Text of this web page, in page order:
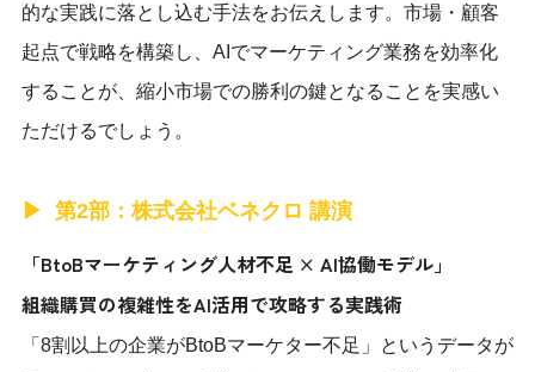
的な実践に落とし込む手法をお伝えします。市場・顧客
起点で戦略を構築し、AIでマーケティング業務を効率化
することが、縮小市場での勝利の鍵となることを実感い
ただけるでしょう。
第2部：株式会社ベネクロ 講演
「BtoBマーケティング人材不足 × AI協働モデル」
組織購買の複雑性をAI活用で攻略する実践術
「8割以上の企業がBtoBマーケター不足」というデータが